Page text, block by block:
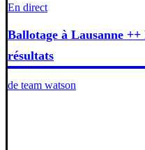
En direct
Ballotage à Lausanne
résultats
de team watson